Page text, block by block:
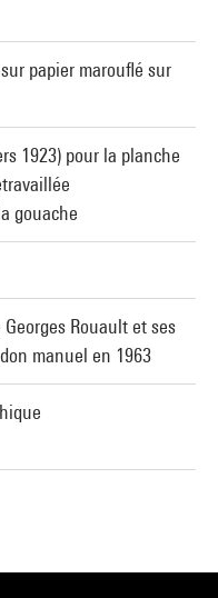
papier marouflé sur
1923) pour la planche
gouache
Rouault et ses
manuel en 1963